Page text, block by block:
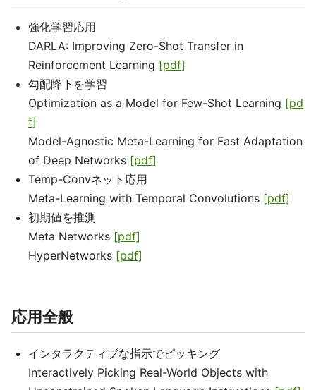
強化学習応用
DARLA: Improving Zero-Shot Transfer in
Reinforcement Learning [pdf]
勾配降下を学習
Optimization as a Model for Few-Shot Learning [pd
f]
Model-Agnostic Meta-Learning for Fast Adaptation
of Deep Networks [pdf]
Temp-Convネット応用
Meta-Learning with Temporal Convolutions [pdf]
初期値を推測
Meta Networks [pdf]
HyperNetworks [pdf]
応用全般
インタラクティブな指示でピッキング
Interactively Picking Real-World Objects with